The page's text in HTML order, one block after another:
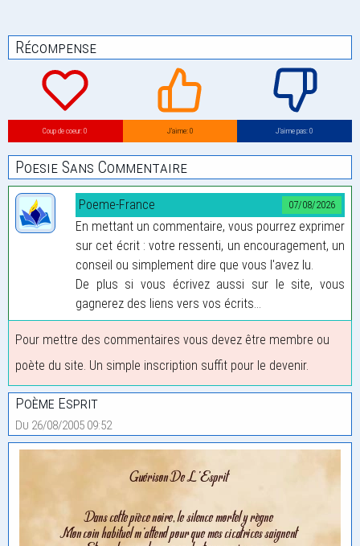
Récompense
Coup de coeur: 0 J’aime: 0 J’aime pas: 0
Poesie Sans Commentaire
07/08/2026
Poeme-France
En mettant un commentaire, vous pourrez exprimer
sur cet écrit : votre ressenti, un encouragement, un
conseil ou simplement dire que vous l'avez lu.
De plus si vous écrivez aussi sur le site, vous
gagnerez des liens vers vos écrits...
Pour mettre des commentaires vous devez être membre ou
poète du site. Un simple inscription suffit pour le devenir.
Poème Esprit
Du 26/08/2005 09:52